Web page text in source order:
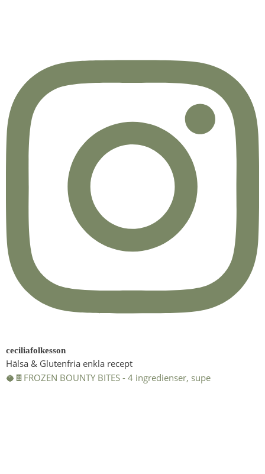
ceciliafolkesson
Hälsa & Glutenfria enkla recept
🥥🍫FROZEN BOUNTY BITES - 4 ingredienser, supe